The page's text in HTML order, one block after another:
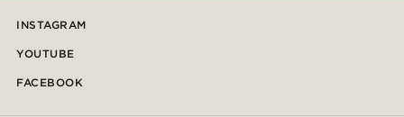
INSTAGRAM
YOUTUBE
FACEBOOK